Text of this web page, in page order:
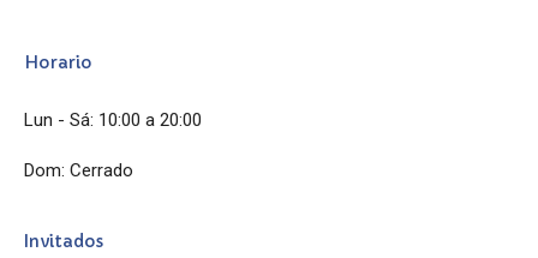
Horario
Lun - Sá: 10:00 a 20:00
Dom: Cerrado
Invitados